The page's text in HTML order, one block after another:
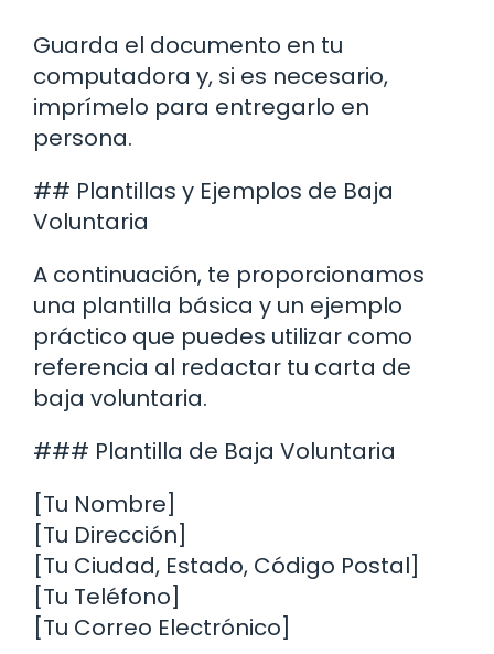
Guarda el documento en tu
computadora y, si es necesario,
imprímelo para entregarlo en
persona.
## Plantillas y Ejemplos de Baja
Voluntaria
A continuación, te proporcionamos
una plantilla básica y un ejemplo
práctico que puedes utilizar como
referencia al redactar tu carta de
baja voluntaria.
### Plantilla de Baja Voluntaria
[Tu Nombre]
[Tu Dirección]
[Tu Ciudad, Estado, Código Postal]
[Tu Teléfono]
[Tu Correo Electrónico]